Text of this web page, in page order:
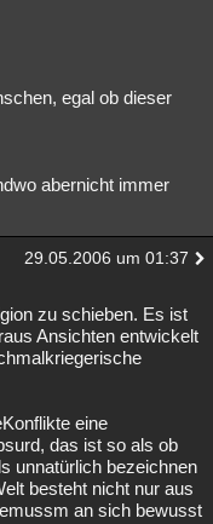
egal ob dieser
abernicht immer
29.05.2006 um 01:37
zu schieben. Es ist
Ansichten entwickelt
eine
das ist so als ob
unnatürlich bezeichnen
besteht nicht nur aus
an sich bewusst